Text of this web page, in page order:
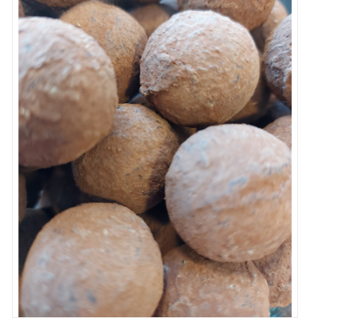
Dranken
OUTLET ! Geboorte,
huwelijk, communie,
lentefeest, ...
MOEDERDAG 2026
Onze website